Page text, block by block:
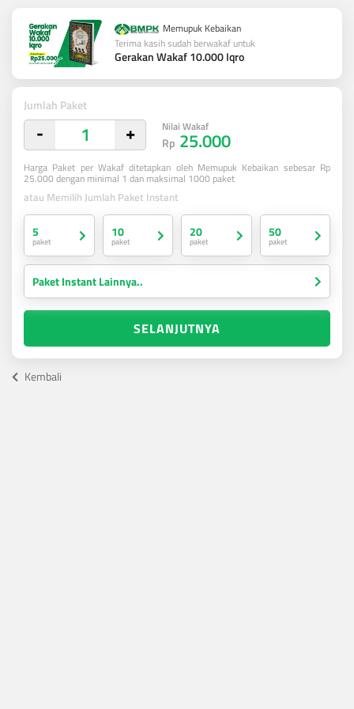
Memupuk Kebaikan
Terima kasih sudah berwakaf untuk
Gerakan Wakaf 10.000 Iqro
Jumlah Paket
- + Nilai Wakaf
Rp 25.000
Harga Paket per Wakaf ditetapkan oleh Memupuk Kebaikan sebesar Rp
25.000 dengan minimal 1 dan maksimal 1000 paket
atau Memilih Jumlah Paket Instant
5
paket
10
paket
20
paket
50
paket
Paket Instant Lainnya..
SELANJUTNYA
Kembali